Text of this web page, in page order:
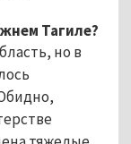
Тагиле?
но в